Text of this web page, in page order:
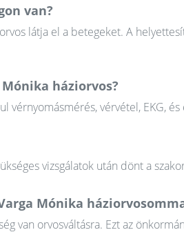
van?
látja el a betegeket. A
háziorvos?
vérnyomásmérés, vérvétel, EKG,
vizsgálatok után dönt a
Mónika
van orvosváltásra. Ezt az